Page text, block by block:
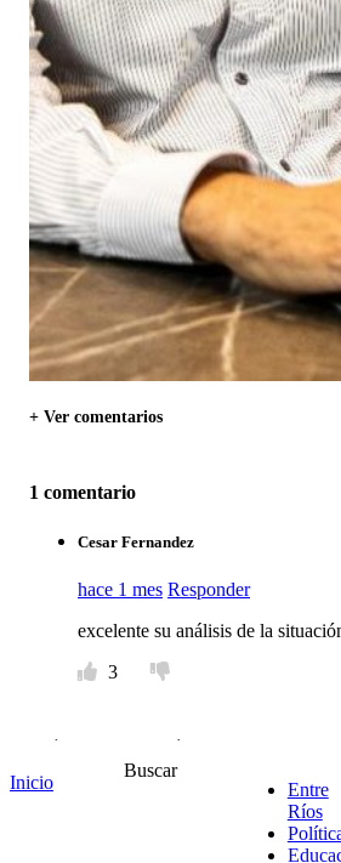
+ Ver comentarios
1 comentario
Cesar Fernandez
hace 1 mes Responder
excelente su análisis de la
3
Deja tu comentario
Inicio
Buscar
Entre
Ríos